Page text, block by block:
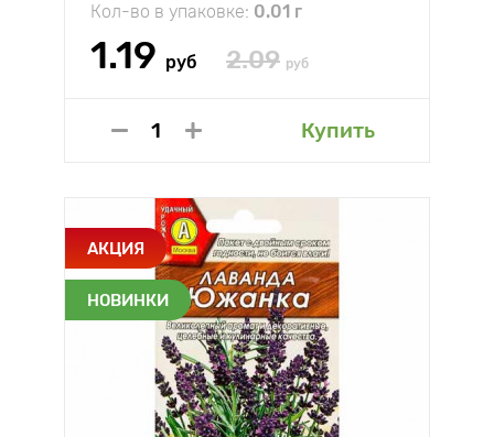
Кол-во в упаковке: 0.01 г
1.19 руб 2.09 руб
Купить
АКЦИЯ
НОВИНКИ